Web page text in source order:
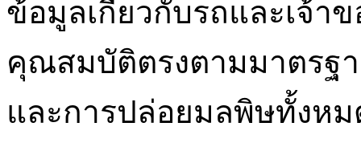
ข้อมูลเกี่ยวกับรถและเจ้า
คุณสมบัติตรงตามมาตรฐ
และการปล่อยมลพิษทั้งหม